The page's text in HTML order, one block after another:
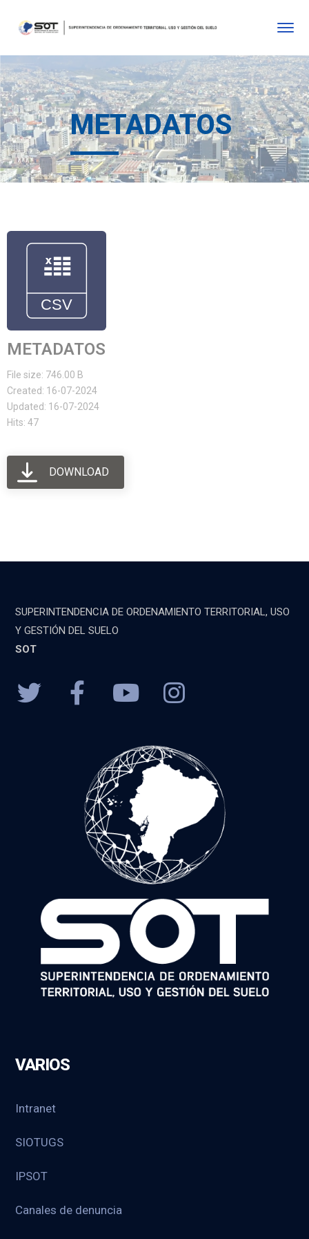
METADATOS
METADATOS
File size: 746.00 B
Created: 16-07-2024
Updated: 16-07-2024
Hits: 47
DOWNLOAD
SUPERINTENDENCIA DE ORDENAMIENTO TERRITORIAL, USO
Y GESTIÓN DEL SUELO
SOT
VARIOS
Intranet
SIOTUGS
IPSOT
Canales de denuncia